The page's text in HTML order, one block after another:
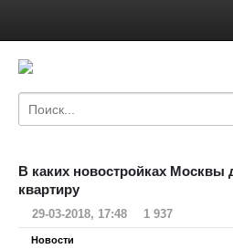
В каких новостройках Москвы
квартиру
29-03-2018, 17:48 1 937
Новости